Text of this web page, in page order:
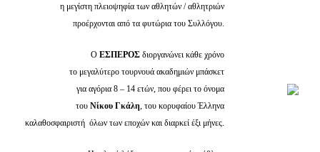
η μεγίστη πλειοψηφία των αθλητών / αθλητριών
προέρχονται από τα φυτώρια του Συλλόγου.
Ο ΕΣΠΕΡΟΣ διοργανώνει κάθε χρόνο
το μεγαλύτερο τουρνουά ακαδημιών μπάσκετ
για αγόρια 8 – 14 ετών, που φέρει το όνομα
του Νίκου Γκάλη, του κορυφαίου Έλληνα
καλαθοσφαιριστή όλων των εποχών και διαρκεί έξι μήνες.